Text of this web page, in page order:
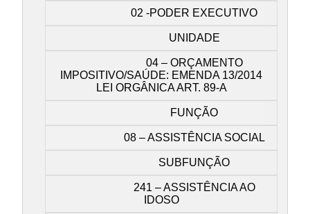
02 -PODER EXECUTIVO
UNIDADE
04 – ORÇAMENTO
IMPOSITIVO/SAÚDE: EMENDA 13/2014
LEI ORGÂNICA ART. 89-A
FUNÇÃO
08 – ASSISTÊNCIA SOCIAL
SUBFUNÇÃO
241 – ASSISTÊNCIA AO
IDOSO